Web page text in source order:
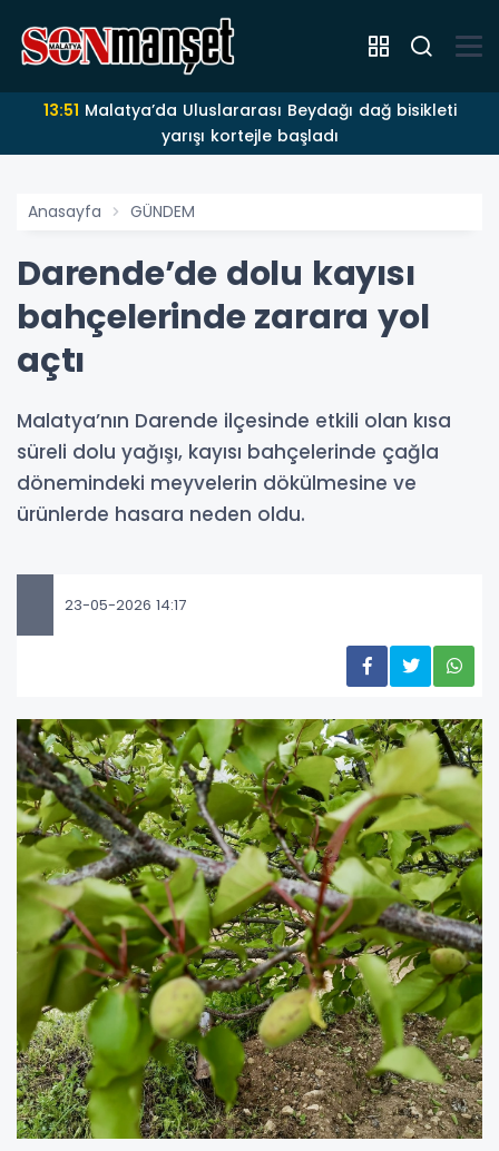
13:51
yarışı kortejle başladı
Anasayfa GÜNDEM
Darende’de dolu kayısı
bahçelerinde zarara yol
açtı
Malatya’nın Darende ilçesinde etkili olan kısa
süreli dolu yağışı, kayısı bahçelerinde çağla
dönemindeki meyvelerin dökülmesine ve
ürünlerde hasara neden oldu.
23-05-2026 14:17